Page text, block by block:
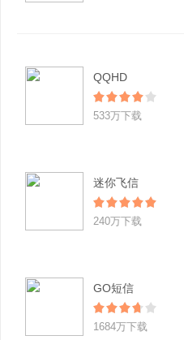
QQHD
533万下载
迷你飞信
240万下载
GO短信
1684万下载